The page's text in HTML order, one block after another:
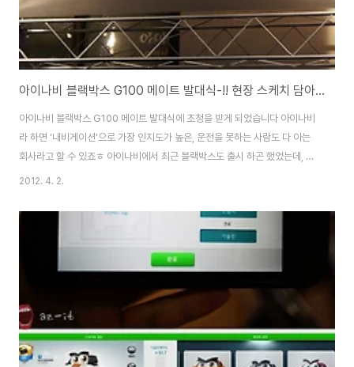
아이나비 블랙박스 G100 메이트 발대식-!! 현장 스케치 담아봤어요
아이나비 블랙박스 G100 메이트 발대식에 초청을 받게 되었습니다 아이나비
라 하면 '내비게이션'으로 가장 인지도가 높은, 운전을 못하는 사람도 다 아는
회사라고 할 수 있죠ㅎ 아이나비에서 최근 블랙박스도 출시 하곤 했었는데, 드
디어 전, 후방을 모두 감시 할 수 있는 2채널 블랙박스가 출시된다는 소식을 듣
구 신사동에 위치한 '파티오나인'에서 진행되었습니다 6층의 나인 하우스에 행
사가 준비되었다고 안내가 되어있었습니다ㅎ 6층에 도착해보니 안내판이 절
기다리고 있더군요ㅎㅎ 행사하기 좋은 곳으로 잘 준비하였구나~ 라는 생각도
잠깐 해보았습니다 행사장 안으로 들어가기 전 밖에 나와있는 안내문들을 잠시
보았습니다 아무래도 오늘 행사의 포인트..
2012. 4. 2.